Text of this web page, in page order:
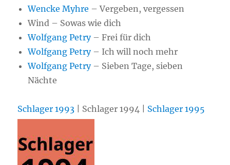
Wencke Myhre – Vergeben, vergessen
Wind – Sowas wie dich
Wolfgang Petry– Frei für dich
Wolfgang Petry– Ich will noch mehr
Wolfgang Petry– Sieben Tage, sieben
Nächte
Schlager 1993 | Schlager 1994 | Schlager 1995